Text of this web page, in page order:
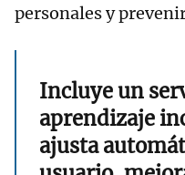
personales y
Incluye un
aprendizaje
ajusta